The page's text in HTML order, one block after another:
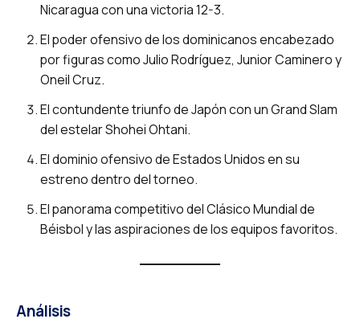
Nicaragua con una victoria 12-3.
El poder ofensivo de los dominicanos encabezado
por figuras como Julio Rodríguez, Junior Caminero y
Oneil Cruz.
El contundente triunfo de Japón con un Grand Slam
del estelar Shohei Ohtani.
El dominio ofensivo de Estados Unidos en su
estreno dentro del torneo.
El panorama competitivo del Clásico Mundial de
Béisbol y las aspiraciones de los equipos favoritos.
Análisis